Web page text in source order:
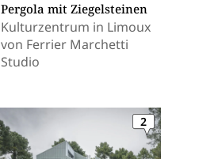
Pergola mit Ziegelsteinen
Kulturzentrum in Limoux
von Ferrier Marchetti
Studio
2